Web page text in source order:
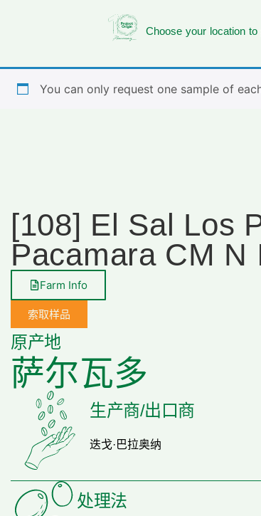
Choose your location to
You can only request one sample of
[108] El Sal Los
Pacamara CM N
Farm Info
索取样品
原产地
萨尔瓦多
生产商/出口商
迭戈·巴拉奥纳
处理法